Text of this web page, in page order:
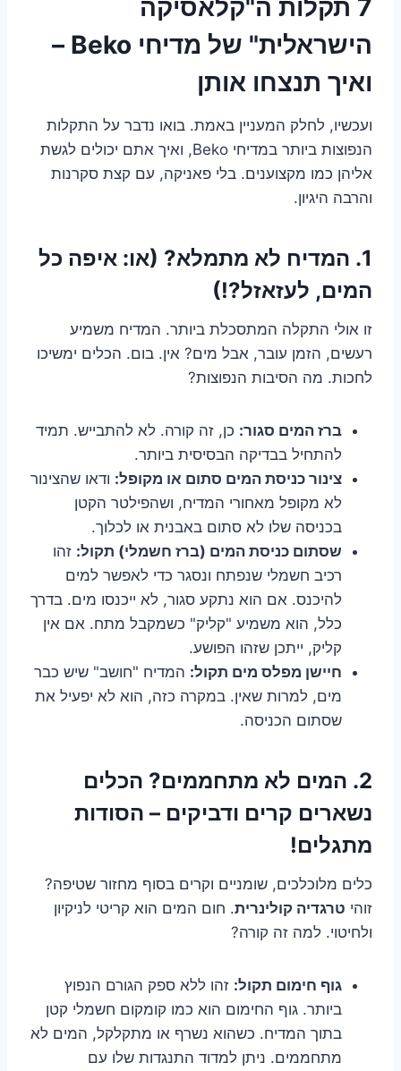
7 תקלות ה"קלאסיקה
הישראלית" של מדיחי Beko –
ואיך תנצחו אותן
ועכשיו, לחלק המעניין באמת. בואו נדבר על התקלות
הנפוצות ביותר במדיחי Beko, ואיך אתם יכולים לגשת
אליהן כמו מקצוענים. בלי פאניקה, עם קצת סקרנות
והרבה היגיון.
1. המדיח לא מתמלא? (או: איפה כל
המים, לעזאזל?!)
זו אולי התקלה המתסכלת ביותר. המדיח משמיע
רעשים, הזמן עובר, אבל מים? אין. בום. הכלים ימשיכו
לחכות. מה הסיבות הנפוצות?
ברז המים סגור: כן, זה קורה. לא להתבייש. תמיד
להתחיל בבדיקה הבסיסית ביותר.
צינור כניסת המים סתום או מקופל: ודאו שהצינור
לא מקופל מאחורי המדיח, ושהפילטר הקטן
בכניסה שלו לא סתום באבנית או לכלוך.
שסתום כניסת המים (ברז חשמלי) תקול: זהו
רכיב חשמלי שנפתח ונסגר כדי לאפשר למים
להיכנס. אם הוא נתקע סגור, לא ייכנסו מים. בדרך
כלל, הוא משמיע "קליק" כשמקבל מתח. אם אין
קליק, ייתכן שזהו הפושע.
חיישן מפלס מים תקול: המדיח "חושב" שיש כבר
מים, למרות שאין. במקרה כזה, הוא לא יפעיל את
שסתום הכניסה.
2. המים לא מתחממים? הכלים
נשארים קרים ודביקים – הסודות
מתגלים!
כלים מלוכלכים, שומניים וקרים בסוף מחזור שטיפה?
זוהי טרגדיה קולינרית. חום המים הוא קריטי לניקיון
ולחיטוי. למה זה קורה?
גוף חימום תקול: זהו ללא ספק הגורם הנפוץ
ביותר. גוף החימום הוא כמו קומקום חשמלי קטן
בתוך המדיח. כשהוא נשרף או מתקלקל, המים לא
מתחממים. ניתן למדוד התנגדות שלו עם